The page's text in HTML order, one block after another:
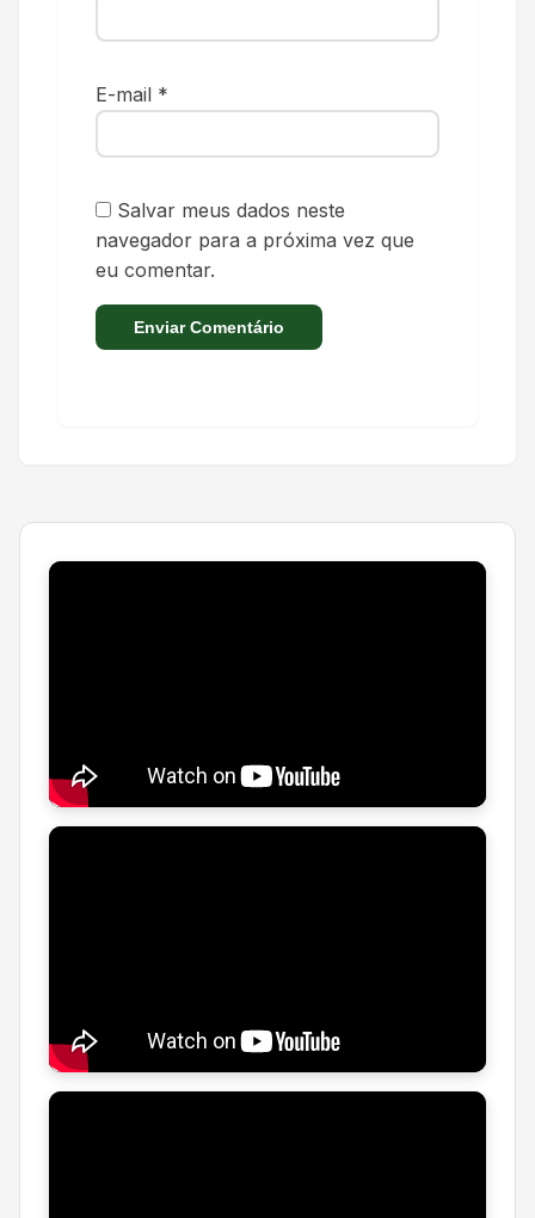
E-mail *
Salvar meus dados neste
navegador para a próxima vez que
eu comentar.